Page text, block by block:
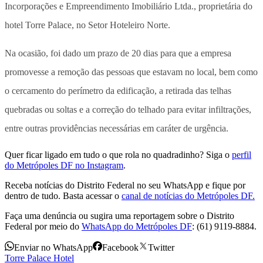
Incorporações e Empreendimento Imobiliário Ltda., proprietária do
hotel Torre Palace, no Setor Hoteleiro Norte.
Na ocasião, foi dado um prazo de 20 dias para que a empresa
promovesse a remoção das pessoas que estavam no local, bem como
o cercamento do perímetro da edificação, a retirada das telhas
quebradas ou soltas e a correção do telhado para evitar infiltrações,
entre outras providências necessárias em caráter de urgência.
Quer ficar ligado em tudo o que rola no quadradinho? Siga o perfil
do Metrópoles DF no Instagram.
Receba notícias do Distrito Federal no seu WhatsApp e fique por
dentro de tudo. Basta acessar o canal de notícias do Metrópoles DF.
Faça uma denúncia ou sugira uma reportagem sobre o Distrito
Federal por meio do WhatsApp do Metrópoles DF: (61) 9119-8884.
Enviar no WhatsApp Facebook
Twitter
Torre Palace Hotel